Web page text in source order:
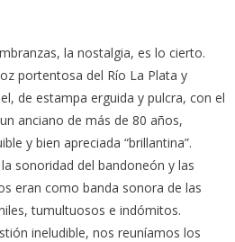
la nostalgia, es lo cierto.
portentosa del Río La Plata y
de estampa erguida y pulcra, con el
anciano de más de 80 años,
y bien apreciada “brillantina”.
sonoridad del bandoneón y las
eran como banda sonora de las
tumultuosos e indómitos.
ineludible, nos reuníamos los